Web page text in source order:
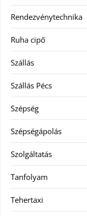
Rendezvénytechnika
Ruha cipő
Szállás
Szállás Pécs
Szépség
Szépségápolás
Szolgáltatás
Tanfolyam
Tehertaxi